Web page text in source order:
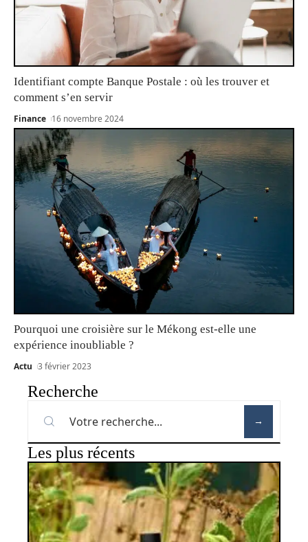
Identifiant compte Banque Postale : où les trouver et
comment s’en servir
Finance 16 novembre 2024
Pourquoi une croisière sur le Mékong est-elle une
expérience inoubliable ?
Actu 3 février 2023
Recherche
Les plus récents